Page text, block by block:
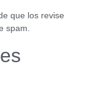
que los revise
spam.